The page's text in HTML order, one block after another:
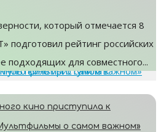
который отмечается 8
подготовил рейтинг российских
подходящих для совместного...
кино приступила к
о самом важном»